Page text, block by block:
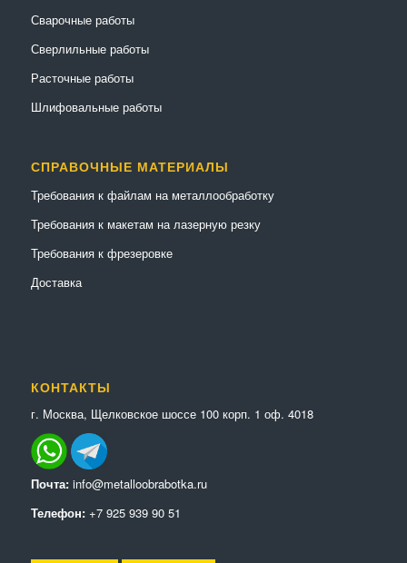
Сварочные работы
Сверлильные работы
Расточные работы
Шлифовальные работы
СПРАВОЧНЫЕ МАТЕРИАЛЫ
Требования к файлам на металлообработку
Требования к макетам на лазерную резку
Требования к фрезеровке
Доставка
КОНТАКТЫ
г. Москва, Щелковское шоссе 100 корп. 1 оф. 4018
Почта: info@metalloobrabotka.ru
Телефон: +7 925 939 90 51